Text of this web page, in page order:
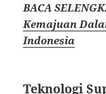
BACA
Kemajuan
Indonesia
Teknologi